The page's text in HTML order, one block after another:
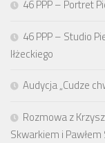
46 PPP – Portret
46 PPP – Studio
Iłżeckiego
Audycja „Cudze
Rozmowa z
Skwarkiem i